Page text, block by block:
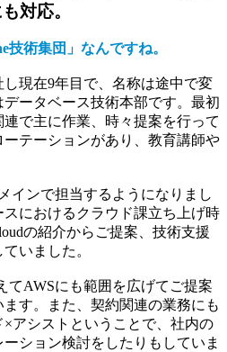
対応。
術集団」なんですね。
現在9年目で、名称は途中で変
ータベース技術本部です。最初
連で主に作業、時々提案を行って
テーションがあり、教育講師や
インで担当するようになりまし
におけるクラウド課立ち上げ時
の紹介からご提案、技術支援
いました。
てAWSにも範囲を広げてご提案
す。また、契約関連の業務にも
アシストということで、社内の
ション検討をしたりもしていま